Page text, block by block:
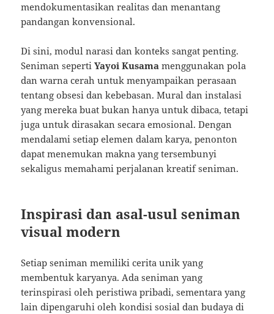
mendokumentasikan realitas dan menantang
pandangan konvensional.
Di sini, modul narasi dan konteks sangat penting.
Seniman sepertiYayoi Kusama menggunakan pola
dan warna cerah untuk menyampaikan perasaan
tentang obsesi dan kebebasan. Mural dan instalasi
yang mereka buat bukan hanya untuk dibaca, tetapi
juga untuk dirasakan secara emosional. Dengan
mendalami setiap elemen dalam karya, penonton
dapat menemukan makna yang tersembunyi
sekaligus memahami perjalanan kreatif seniman.
Inspirasi dan asal-usul seniman
visual modern
Setiap seniman memiliki cerita unik yang
membentuk karyanya. Ada seniman yang
terinspirasi oleh peristiwa pribadi, sementara yang
lain dipengaruhi oleh kondisi sosial dan budaya di